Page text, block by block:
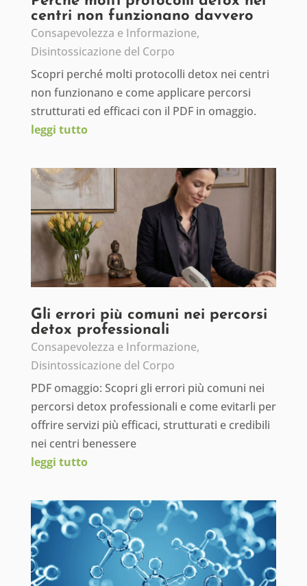
centri non funzionano davvero
Consapevolezza e Informazione,
Disintossicazione del Corpo
Scopri perché molti protocolli detox nei centri
non funzionano e come applicare percorsi
strutturati ed efficaci con il PDF in omaggio.
leggi tutto
Gli errori più comuni nei percorsi
detox professionali
Consapevolezza e Informazione,
Disintossicazione del Corpo
PDF omaggio: Scopri gli errori più comuni nei
percorsi detox professionali e come evitarli per
offrire servizi più efficaci, strutturati e credibili
nei centri benessere
leggi tutto